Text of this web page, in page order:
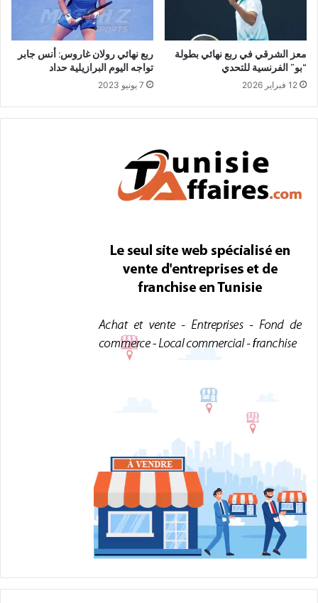
معز الشرقي في ربع نهائي بطولة
“بو” الفرنسية للتحدي
12 فبراير 2026
ربع نهائي رولان غاروس: أنس جابر
تواجه اليوم البرازيلية حداد
7 يونيو 2023